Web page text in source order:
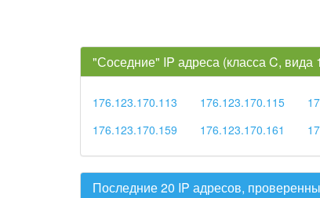
"Соседние" IP адреса (класса C,
176.123.170.113 176.123.170.115
176.123.170.159
176.123.170.161
Последние 20 IP адресов,